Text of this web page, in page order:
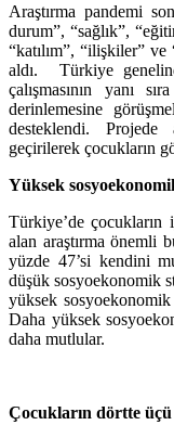
Araştırma pandemi
durum”, “sağlık”,
“katılım”, “ilişkiler”
aldı. Türkiye
çalışmasının yanı
derinlemesine
desteklendi.
geçirilerek çocukların
Yüksek
Türkiye’de
alan araştırma önemli
yüzde 47’si kendini
düşük sosyoekonomik
yüksek
Daha yüksek
daha mutlular.
Çocukların dörtte